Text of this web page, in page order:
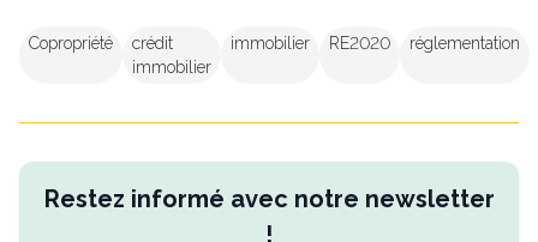
Copropriété
crédit
immobilier
immobilier RE2020 réglementation
Restez informé avec notre newsletter
!